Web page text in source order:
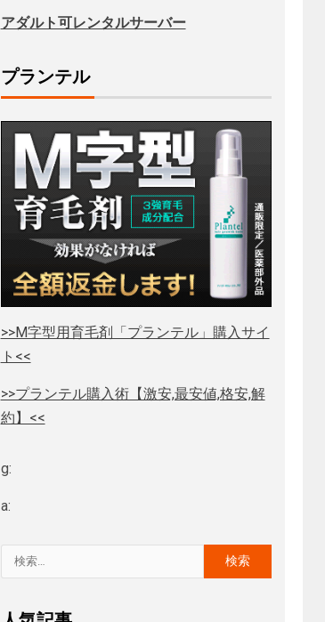
アダルト可レンタルサーバー
プランテル
>>M字型用育毛剤「プランテル」購入サイ
ト<<
>>プランテル購入術【激安,最安値,格安,解
約】<<
g:
a: